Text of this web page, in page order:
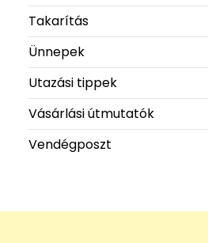
Takarítás
Ünnepek
Utazási tippek
Vásárlási útmutatók
Vendégposzt